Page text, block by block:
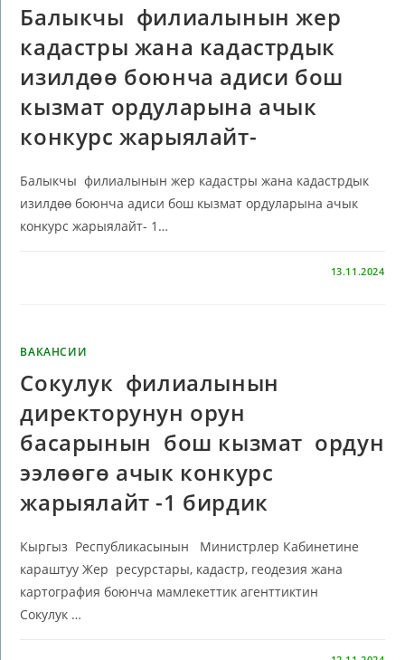
Балыкчы филиалынын жер
кадастры жана кадастрдык
изилдөө боюнча адиси бош
кызмат ордуларына ачык
конкурс жарыялайт-
Балыкчы филиалынын жер кадастры жана кадастрдык
изилдөө боюнча адиси бош кызмат ордуларына ачык
конкурс жарыялайт- 1…
13.11.2024
ВАКАНСИИ
Сокулук филиалынын
директорунун орун
басарынын бош кызмат ордун
ээлөөгө ачык конкурс
жарыялайт -1 бирдик
Кыргыз Республикасынын Министрлер Кабинетине
караштуу Жер ресурстары, кадастр, геодезия жана
картография боюнча мамлекеттик агенттиктин
Сокулук …